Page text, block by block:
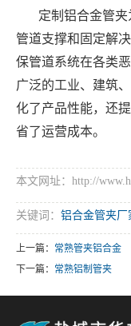
定制铝合金管
管道支撑和固定解
保管道系统在各类
广泛的工业、建筑
化了产品性能，还
省了运营成本。
本文网址：http://
关键词： 铝合金管夹厂
上一篇： 常熟管夹铝合金
下一篇： 常熟铝制管夹